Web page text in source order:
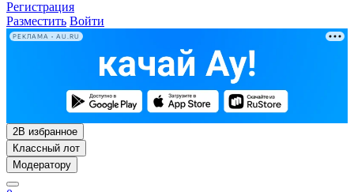
Регистрация
Разместить Войти
РЕКЛАМА • AU.RU
2В избранное
Классный лот
Модератору